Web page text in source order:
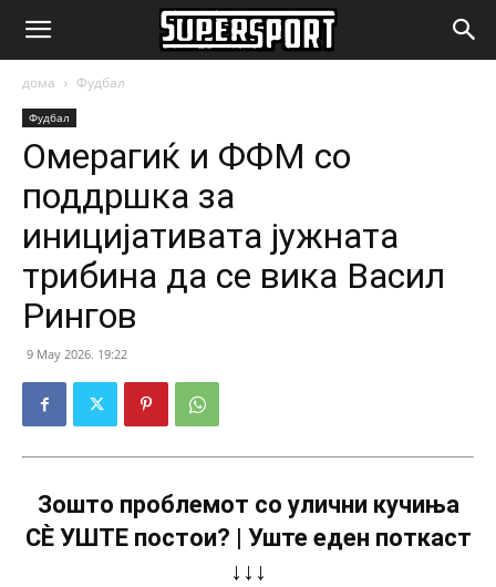
SuperSport.mk
дома Фудбал
Фудбал
Омерагиќ и ФФМ со
поддршка за
иницијативата јужната
трибина да се вика Васил
Рингов
9 May 2026. 19:22
Зошто проблемот со улични кучиња
СÈ УШТЕ постои? | Уште еден поткаст
↓↓↓